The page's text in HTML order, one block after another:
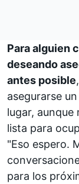
Para alguien
deseando
antes posible
asegurarse
lugar, aunque
lista para
"Eso espero.
para los